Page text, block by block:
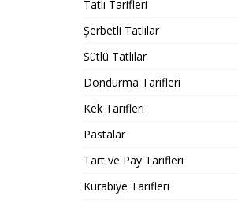
Tatlı Tarifleri
Şerbetli Tatlılar
Sütlü Tatlılar
Dondurma Tarifleri
Kek Tarifleri
Pastalar
Tart ve Pay Tarifleri
Kurabiye Tarifleri